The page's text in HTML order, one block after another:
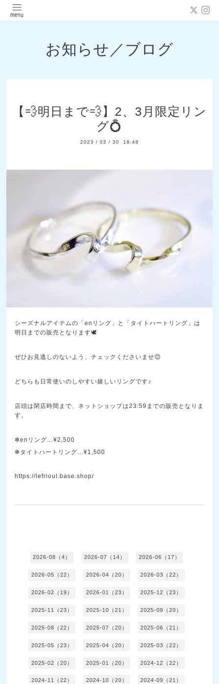
お知らせ／ブログ
【💨明日まで💨】2、3月限定リン
グ💍
2023 / 03 / 30 18:48
シーズナルアイテムの「enリング」と「タイトハートリング」は
明日までの販売となります🕊️
ぜひお見逃しのないよう、チェックくださいませ😊
どちらも日常使いのしやすい嬉しいリングです♪
店頭は閉店時間まで、ネットショップは23:59までの販売となりま
す。
✻enリング…¥2,500
✻タイトハートリング…¥1,500
https://lefrioul.base.shop/
2026-08（4） 2026-07（14） 2026-06（17）
2026-05（22） 2026-04（20） 2026-03（22）
2026-02（19） 2026-01（23） 2025-12（23）
2025-11（23） 2025-10（21） 2025-09（20）
2025-08（22） 2025-07（20） 2025-06（21）
2025-05（23） 2025-04（20） 2025-03（22）
2025-02（20） 2025-01（20） 2024-12（22）
2024-11（22） 2024-10（20） 2024-09（21）